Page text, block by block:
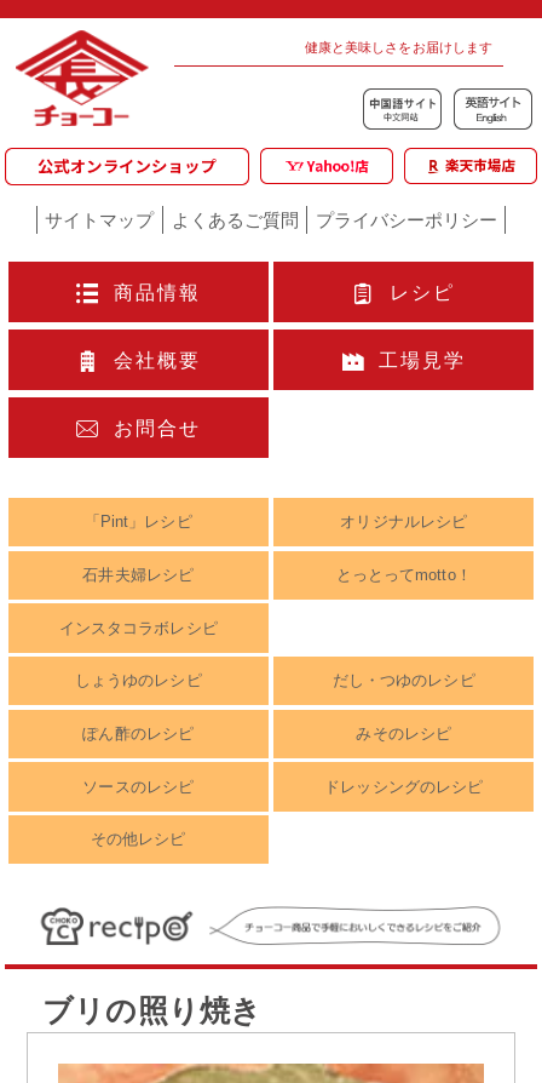
健康と美味しさをお届けします
サイトマップ よくあるご質問 プライバシーポリシー
商品情報 レシピ
会社概要 工場見学
お問合せ
「Pint」レシピ オリジナルレシピ
石井夫婦レシピ とっとってmotto！
インスタコラボレシピ
しょうゆのレシピ だし・つゆのレシピ
ぽん酢のレシピ みそのレシピ
ソースのレシピ ドレッシングのレシピ
その他レシピ
ブリの照り焼き